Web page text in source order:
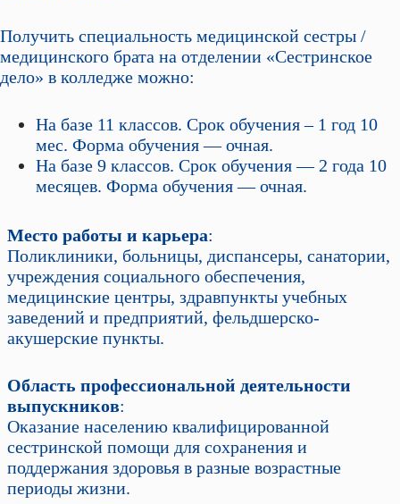
Получить специальность медицинской сестры /
медицинского брата на отделении «Сестринское
дело» в колледже можно:
На базе 11 классов. Срок обучения – 1 год 10
мес. Форма обучения — очная.
На базе 9 классов. Срок обучения — 2 года 10
месяцев. Форма обучения — очная.
Место работы и карьера:
Поликлиники, больницы, диспансеры, санатории,
учреждения социального обеспечения,
медицинские центры, здравпункты учебных
заведений и предприятий, фельдшерско-
акушерские пункты.
Область профессиональной деятельности
выпускников:
Оказание населению квалифицированной
сестринской помощи для сохранения и
поддержания здоровья в разные возрастные
периоды жизни.